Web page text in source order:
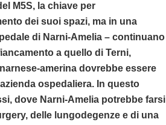
M5S, la chiave per
dei suoi spazi, ma in una
di Narni-Amelia – continuano
a quello di Terni,
amerina dovrebbe essere
ospedaliera. In questo
dove Narni-Amelia potrebbe farsi
delle lungodegenze e di una